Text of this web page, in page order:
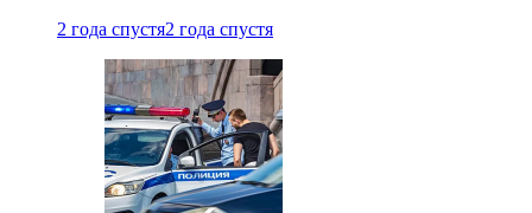
2 года спустя2 года спустя